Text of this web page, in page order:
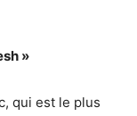
»
qui est le plus